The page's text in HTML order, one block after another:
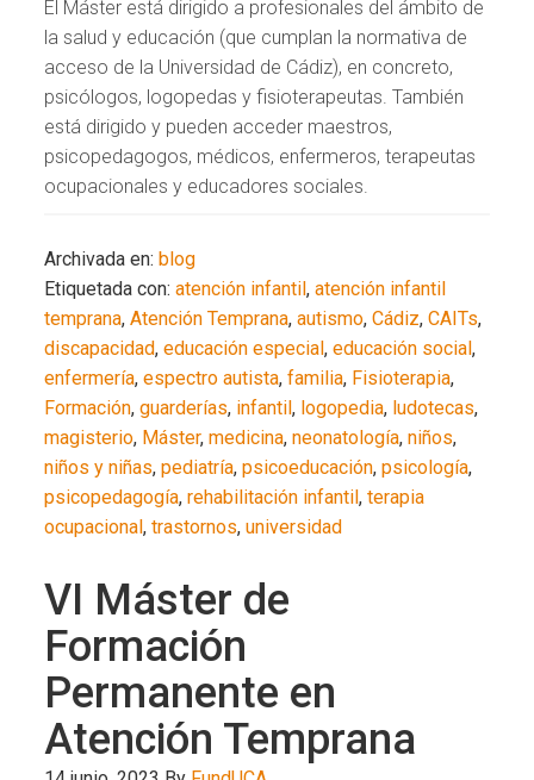
El Máster está dirigido a profesionales del ámbito de
la salud y educación (que cumplan la normativa de
acceso de la Universidad de Cádiz), en concreto,
psicólogos, logopedas y fisioterapeutas. También
está dirigido y pueden acceder maestros,
psicopedagogos, médicos, enfermeros, terapeutas
ocupacionales y educadores sociales.
Archivada en:blog
Etiquetada con:atención infantil,atención infantil
temprana,Atención Temprana,autismo,Cádiz,CAITs,
discapacidad,educación especial,educación social,
enfermería,espectro autista,familia, Fisioterapia,
Formación,guarderías, infantil, logopedia, ludotecas,
magisterio, Máster,medicina,neonatología,niños,
niños y niñas,pediatría,psicoeducación,psicología,
psicopedagogía,rehabilitación infantil,terapia
ocupacional,trastornos,universidad
VI Máster de
Formación
Permanente en
Atención Temprana